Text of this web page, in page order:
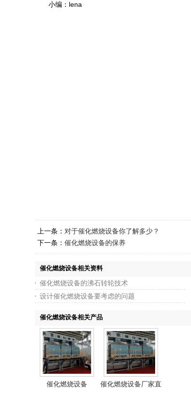
小编：lena
上一条： 对于催化燃烧设备你了解多少？
下一条： 催化燃烧设备的保养
催化燃烧设备相关资料
催化燃烧设备的沸石转轮技术
设计催化燃烧设备要考虑的问题
催化燃烧设备相关产品
催化燃烧设备
催化燃烧设备厂家直